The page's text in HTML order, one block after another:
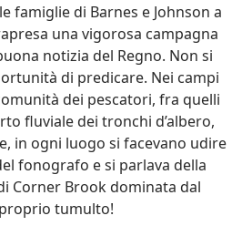
famiglie di Barnes e Johnson a
una vigorosa campagna
notizia del Regno. Non si
di predicare. Nei campi
dei pescatori, fra quelli
fluviale dei tronchi d’albero,
in ogni luogo si facevano udire
fonografo e si parlava della
Corner Brook dominata dal
tumulto!